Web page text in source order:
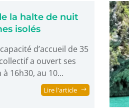
la halte de nuit
isolés
d’accueil de 35
a ouvert ses
16h30, au 10...
Lire l'article